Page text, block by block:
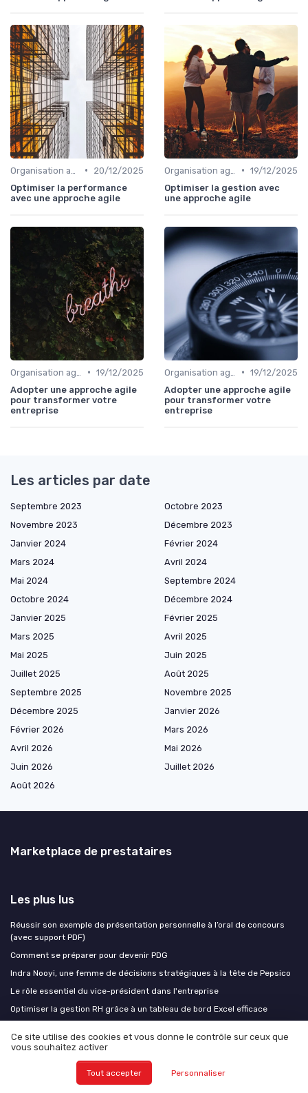
•
20/12/2025
Optimiser la performance
avec une approche agile
• 19/12/2025
Optimiser la gestion avec
une approche agile
• 19/12/2025
Adopter une approche agile
pour transformer votre
entreprise
• 19/12/2025
Adopter une approche agile
pour transformer votre
entreprise
Les articles par date
Septembre 2023
Octobre 2023
Novembre 2023
Décembre 2023
Janvier 2024
Février 2024
Mars 2024
Avril 2024
Mai 2024
Septembre 2024
Octobre 2024
Décembre 2024
Janvier 2025
Février 2025
Mars 2025
Avril 2025
Mai 2025
Juin 2025
Juillet 2025
Août 2025
Septembre 2025
Novembre 2025
Décembre 2025
Janvier 2026
Février 2026
Mars 2026
Avril 2026
Mai 2026
Juin 2026
Juillet 2026
Août 2026
Marketplace de prestataires
Les plus lus
Réussir son exemple de présentation personnelle à l’oral de concours
(avec support PDF)
Comment se préparer pour devenir PDG
Indra Nooyi, une femme de décisions stratégiques à la tête de Pepsico
Le rôle essentiel du vice-président dans l'entreprise
Optimiser la gestion RH grâce à un tableau de bord Excel efficace
Les derniers articles
Pénurie de talents en scale-up : les leviers que le fondateur garde sous
Ce site utilise des cookies et vous donne le contrôle sur ceux que
vous souhaitez activer
Tout accepter Personnaliser